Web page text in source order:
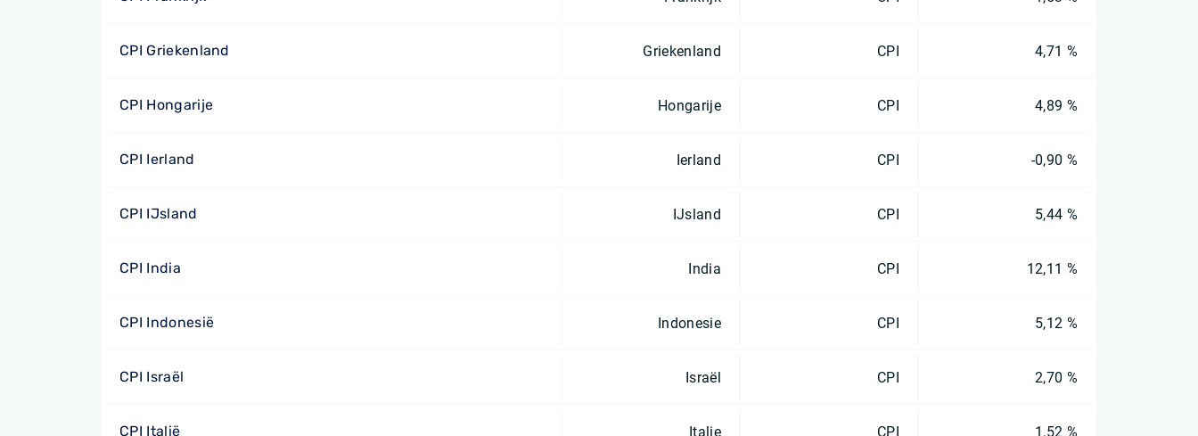
CPI Griekenland Griekenland CPI 4,71 %
CPI Hongarije Hongarije CPI 4,89 %
CPI Ierland Ierland CPI -0,90 %
CPI IJsland IJsland CPI 5,44 %
CPI India India CPI 12,11 %
CPI Indonesië Indonesie CPI 5,12 %
CPI Israël Israël CPI 2,70 %
CPI Italië Italie CPI 1,52 %